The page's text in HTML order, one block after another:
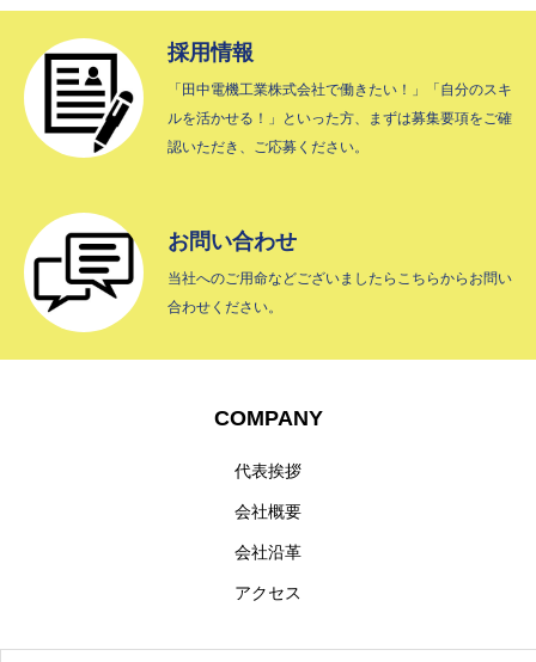
INTERVIEW
RECRUIT
CONTACT
採用情報
「田中電機工業株式会社で働きたい！」「自分のスキ
ルを活かせる！」といった方、まずは募集要項をご確
認いただき、ご応募ください。
お問い合わせ
当社へのご用命などございましたらこちらからお問い
合わせください。
COMPANY
代表挨拶
会社概要
会社沿革
アクセス